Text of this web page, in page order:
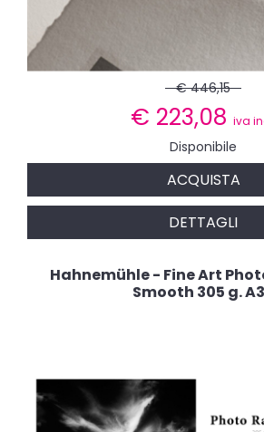
€ 446,15
€ 223,08 iva
Disponibile
ACQUISTA
DETTAGLI
Hahnemühle - Fine Art
Smooth 305 g.